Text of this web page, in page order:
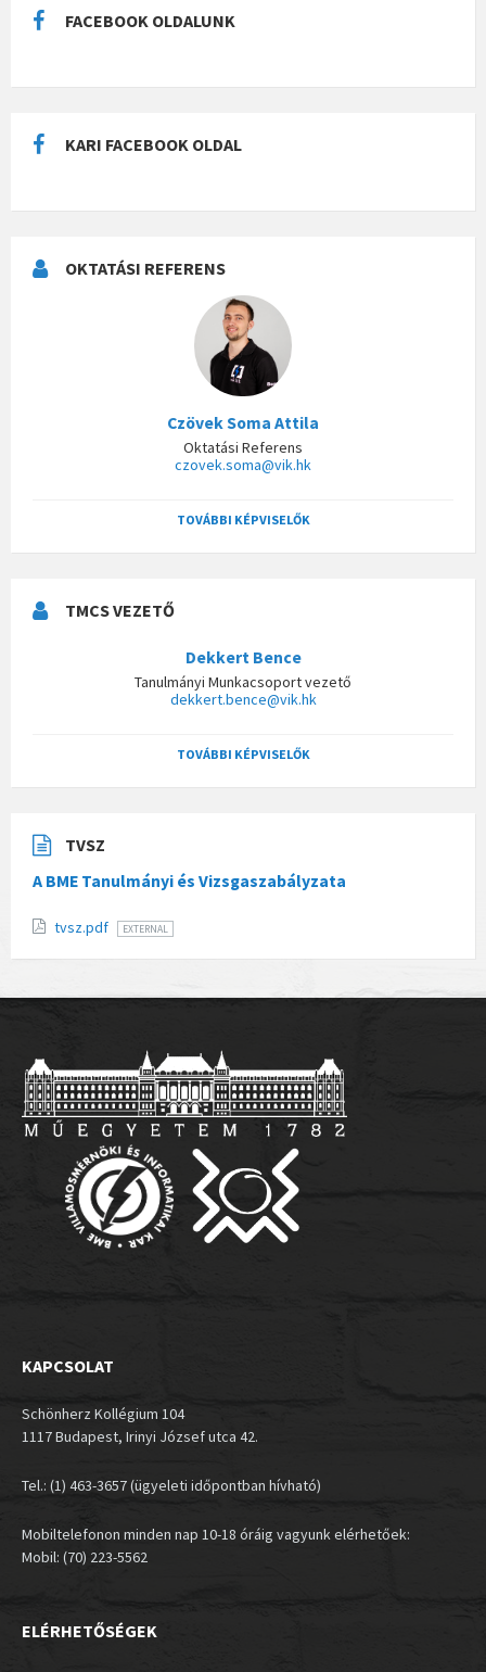
FACEBOOK OLDALUNK
KARI FACEBOOK OLDAL
OKTATÁSI REFERENS
Czövek Soma Attila
Oktatási Referens
czovek.soma@vik.hk
TOVÁBBI KÉPVISELŐK
TMCS VEZETŐ
Dekkert Bence
Tanulmányi Munkacsoport vezető
dekkert.bence@vik.hk
TOVÁBBI KÉPVISELŐK
TVSZ
A BME Tanulmányi és Vizsgaszabályzata
tvsz.pdf EXTERNAL
KAPCSOLAT
Schönherz Kollégium 104
1117 Budapest, Irinyi József utca 42.
Tel.: (1) 463-3657 (ügyeleti időpontban hívható)
Mobiltelefonon minden nap 10-18 óráig vagyunk elérhetőek:
Mobil: (70) 223-5562
ELÉRHETŐSÉGEK